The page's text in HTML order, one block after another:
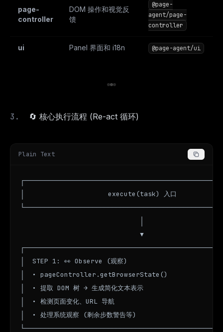
page-
controller
DOM 操作和视觉反
馈
@page-
agent/page-
controller
ui Panel 界面和 i18n @page-agent/ui
🔄 核心执行流程 (Re-act 循环)
Plain Text
│                     execute(task) 入口
                              ▼
│  STEP 1: 👀 Observe (观察)
│  • pageController.getBrowserState()
│  • 提取 DOM 树 → 生成简化文本表示
│  • 检测页面变化、URL 导航
│  • 处理系统观察 (剩余步数警告等)